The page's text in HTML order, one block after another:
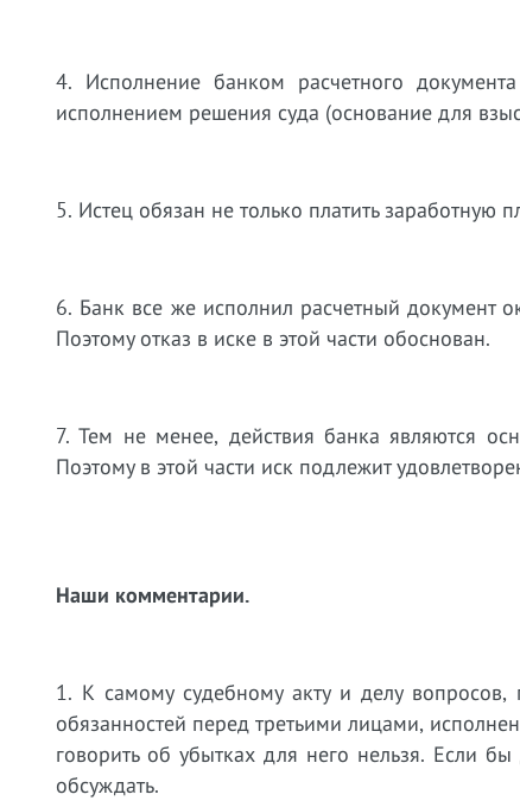
4. Исполнение банком расчетного
исполнением решения суда (основание для
5. Истец обязан не только платить заработную
6. Банк все же исполнил расчетный документ
Поэтому отказ в иске в этой части обоснован.
7. Тем не менее, действия банка являются
Поэтому в этой части иск подлежит
Наши комментарии.
1. К самому судебному акту и делу вопросов,
обязанностей перед третьими лицами,
говорить об убытках для него нельзя. Если
обсуждать.